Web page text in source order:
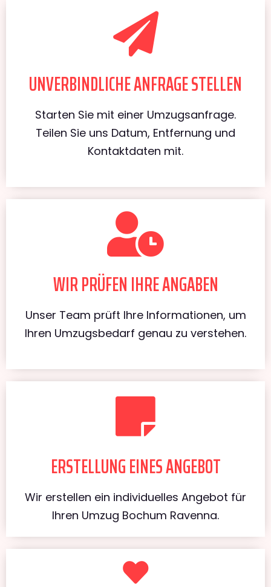
UNVERBINDLICHE ANFRAGE STELLEN
Starten Sie mit einer Umzugsanfrage.
Teilen Sie uns Datum, Entfernung und
Kontaktdaten mit.
WIR PRÜFEN IHRE ANGABEN
Unser Team prüft Ihre Informationen, um
Ihren Umzugsbedarf genau zu verstehen.
ERSTELLUNG EINES ANGEBOT
Wir erstellen ein individuelles Angebot für
Ihren Umzug Bochum Ravenna.